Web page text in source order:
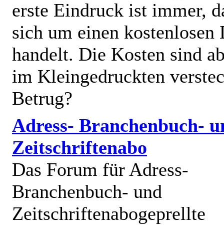
erste Eindruck ist immer,
sich um einen kostenlosen
handelt. Die Kosten sind
im Kleingedruckten
Betrug?
Adress- Branchenbuch-
Zeitschriftenabo
Das Forum für Adress-
Branchenbuch- und
Zeitschriftenabogeprellte